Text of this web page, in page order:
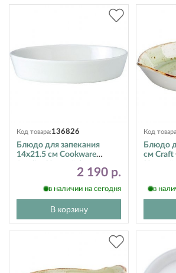
Код товара:136826
Блюдо для запекания
14х21.5 см Cookware
2 190 р.
в наличии на сегодня
В корзину
Код
Блюдо
см Craft
в